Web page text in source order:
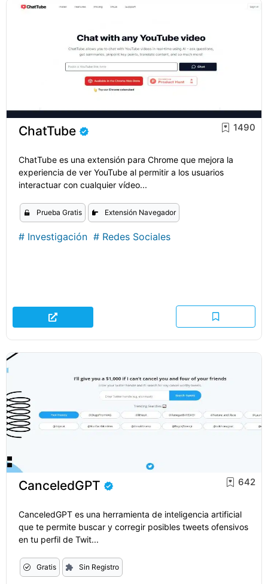
ChatTube 1490
ChatTube es una extensión para Chrome que mejora la
experiencia de ver YouTube al permitir a los usuarios
interactuar con cualquier vídeo...
Prueba Gratis Extensión Navegador
# Investigación # Redes Sociales
CanceledGPT 642
CanceledGPT es una herramienta de inteligencia artificial
que te permite buscar y corregir posibles tweets ofensivos
en tu perfil de Twit...
Gratis Sin Registro